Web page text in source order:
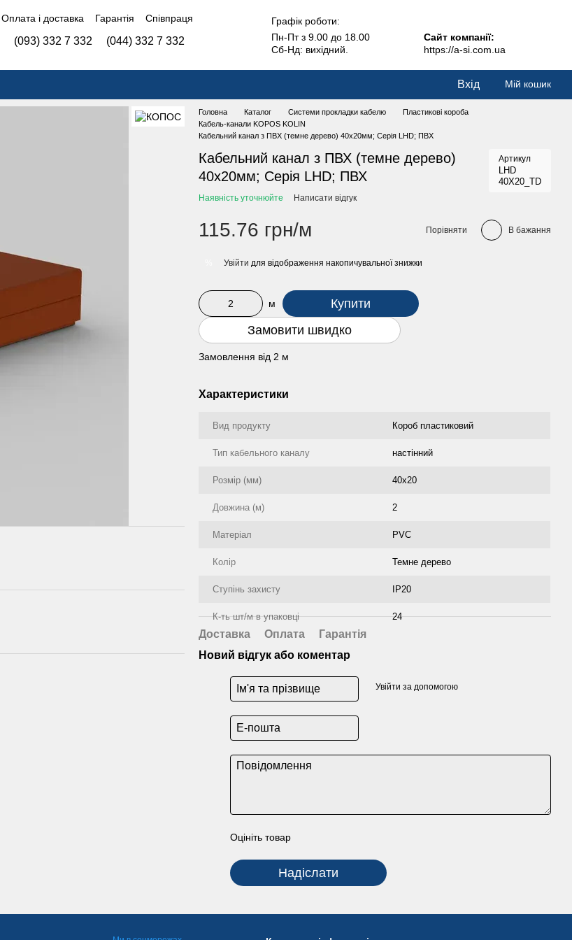
Оплата і доставка Гарантія
Співпраця
(093) 332 7 332 (044) 332 7 332
Графік роботи:
Пн-Пт з 9.00 до 18.00
Сб-Нд: вихідний.
Сайт компанії:
https://a-si.com.ua
Вхід Мій кошик
Головна Каталог Системи прокладки кабелю
Пластикові короба
Кабель-канали KOPOS KOLIN
Кабельний канал з ПВХ (темне дерево) 40х20мм; Серія LHD; ПВХ
Кабельний канал з ПВХ (темне дерево)
40х20мм; Серія LHD; ПВХ
Артикул
LHD
40X20_TD
Наявність уточнюйте Написати відгук
115.76 грн/м Порівняти В бажання
Увійти для відображення накопичувальної знижки
м
Купити
Замовити швидко
Замовлення від 2 м
Характеристики
Вид продукту Короб пластиковий
Тип кабельного каналу настінний
Розмір (мм) 40x20
Довжина (м) 2
Матеріал PVC
Колір Темне дерево
Ступінь захисту IP20
К-ть шт/м в упаковці 24
Доставка Оплата
Гарантія
Новий відгук або коментар
Увійти за допомогою
Оцініть товар
Надіслати